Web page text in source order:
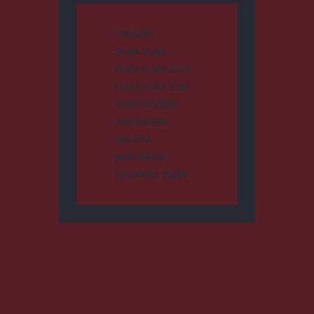
CSÍKSZÉK
DUMA DUBA
DUMA DUBA 2024
DUMA DUBA 2026
GYERGYÓSZÉK
HÁROMSZÉK
HÍRLISTA
MAROSSZÉK
UDVARHELYSZÉK